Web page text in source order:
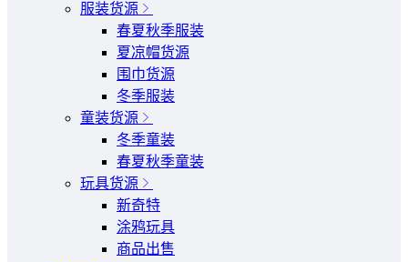
服装货源
春夏秋季服装
夏凉帽货源
围巾货源
冬季服装
童装货源
冬季童装
春夏秋季童装
玩具货源
新奇特
涂鸦玩具
商品出售